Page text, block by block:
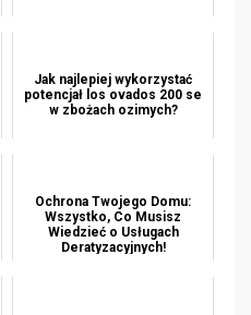
Jak najlepiej wykorzystać
potencjał los ovados 200 se
w zbożach ozimych?
Ochrona Twojego Domu:
Wszystko, Co Musisz
Wiedzieć o Usługach
Deratyzacyjnych!